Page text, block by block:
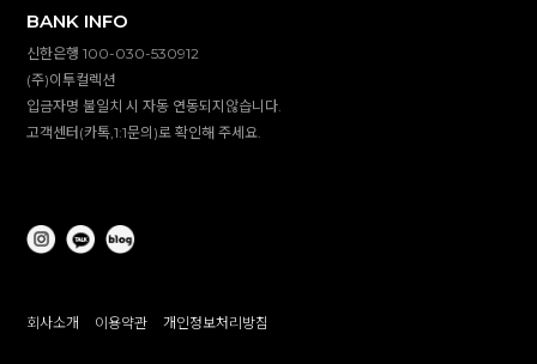
BANK INFO
신한은행 100-030-530912
(주)이투컬렉션
입금자명 불일치 시 자동 연동되지않습니다.
고객센터(카톡,1:1문의)로 확인해 주세요.
회사소개 이용약관 개인정보처리방침